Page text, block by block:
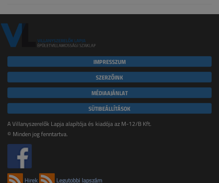
IMPRESSZUM
SZERZŐINK
MÉDIAAJÁNLAT
SÜTIBEÁLLÍTÁSOK
A Villanyszerelők Lapja alapítója és kiadója az M-12/B Kft.
© Minden jog fenntartva.
Hírek Legutóbbi lapszám